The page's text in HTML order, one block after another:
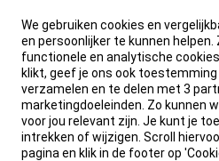
We gebruiken cookies en
en persoonlijker te kunnen helpen.
functionele en analytische
klikt, geef je ons ook
verzamelen en te delen met 3
marketingdoeleinden. Zo kunnen
voor jou relevant zijn. Je kunt je
intrekken of wijzigen. Scroll
pagina en klik in de footer op